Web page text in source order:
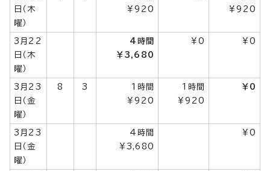
日（木
曜）
￥920
￥920
3月22
日（木
曜）
4時間
￥3,680
￥0 ￥0
3月23
日（金
曜）
8 3
1時間
￥920
1時間
￥920
￥0
3月23
日（金
曜）
4時間
￥3,680
￥0